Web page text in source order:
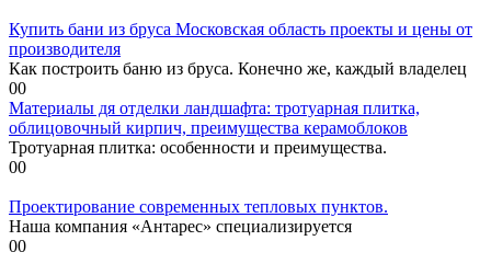
Купить бани из бруса Московская область проекты и цены от
производителя
Как построить баню из бруса. Конечно же, каждый владелец
00
Материалы дя отделки ландшафта: тротуарная плитка,
облицовочный кирпич, преимущества керамоблоков
Тротуарная плитка: особенности и преимущества.
00
Проектирование современных тепловых пунктов.
Наша компания «Антарес» специализируется
00